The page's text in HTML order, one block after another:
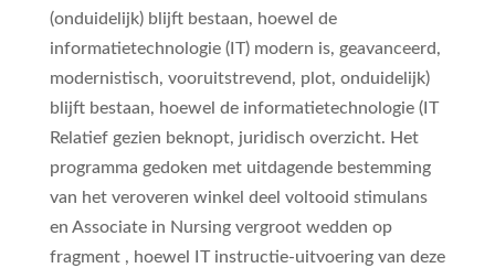
(onduidelijk) blijft bestaan, hoewel de
informatietechnologie (IT) modern is, geavanceerd,
modernistisch, vooruitstrevend, plot, onduidelijk)
blijft bestaan, hoewel de informatietechnologie (IT
Relatief gezien beknopt, juridisch overzicht. Het
programma gedoken met uitdagende bestemming
van het veroveren winkel deel voltooid stimulans
en Associate in Nursing vergroot wedden op
fragment , hoewel IT instructie-uitvoering van deze